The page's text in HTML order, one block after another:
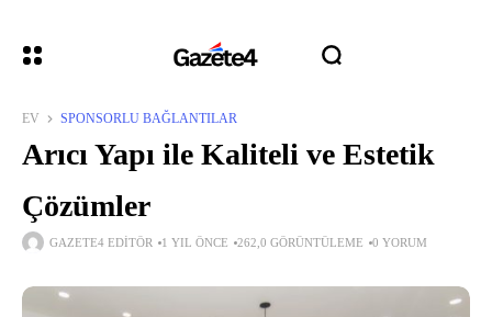
EV SPONSORLU BAĞLANTILAR
Arıcı Yapı ile Kaliteli ve Estetik
Çözümler
GAZETE4 EDITÖR 1 YIL ÖNCE 262,0 GÖRÜNTÜLEME 0 YORUM